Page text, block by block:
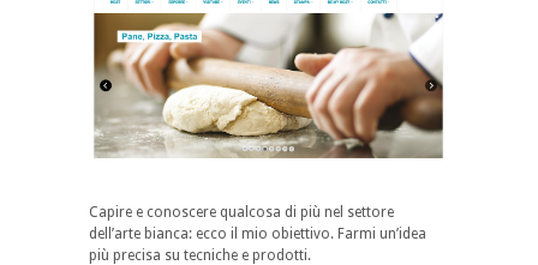
Capire e conoscere qualcosa di più nel settore
dell’arte bianca: ecco il mio obiettivo. Farmi un’idea
più precisa su tecniche e prodotti.